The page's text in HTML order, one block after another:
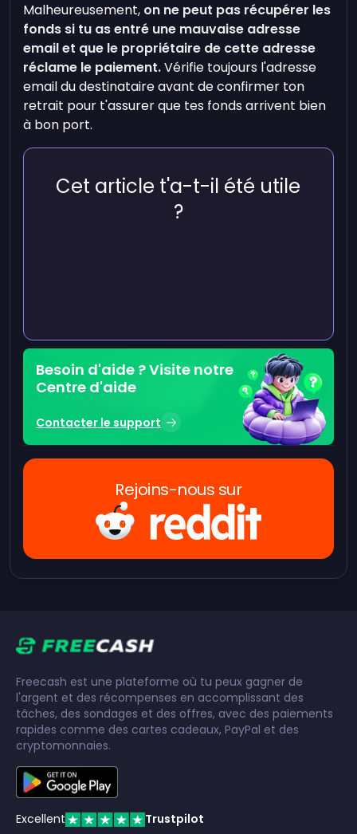
Malheureusement, on ne peut pas récupérer les
fonds si tu as entré une mauvaise adresse
email et que le propriétaire de cette adresse
réclame le paiement.Vérifie toujours l'adresse
email du destinataire avant de confirmer ton
retrait pour t'assurer que tes fonds arrivent bien
à bon port.
Cet article t'a-t-il été utile
?
Besoin d'aide ? Visite notre
Centre d'aide
Contacter le support
Rejoins-nous sur
Freecash est une plateforme où tu peux gagner de
l'argent et des récompenses en accomplissant des
tâches, des sondages et des offres, avec des paiements
rapides comme des cartes cadeaux, PayPal et des
cryptomonnaies.
Excellent Trustpilot